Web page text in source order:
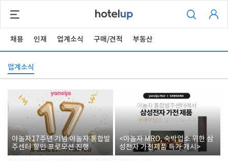
채용 인재 업계소식 구매/견적 부동산
업계소식
야놀자17주년 기념 야놀자 통합발
주센터 할인 프로모션 진행
<야놀자 MRO, 숙박업소 위한 삼
성전자 가전제품 특가 개시>